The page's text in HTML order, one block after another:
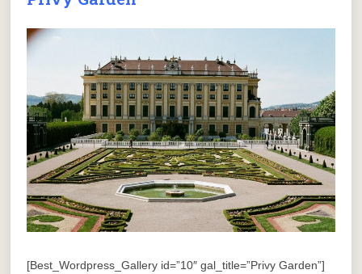
[Best_Wordpress_Gallery id=”10″ gal_title=”Privy Garden”]